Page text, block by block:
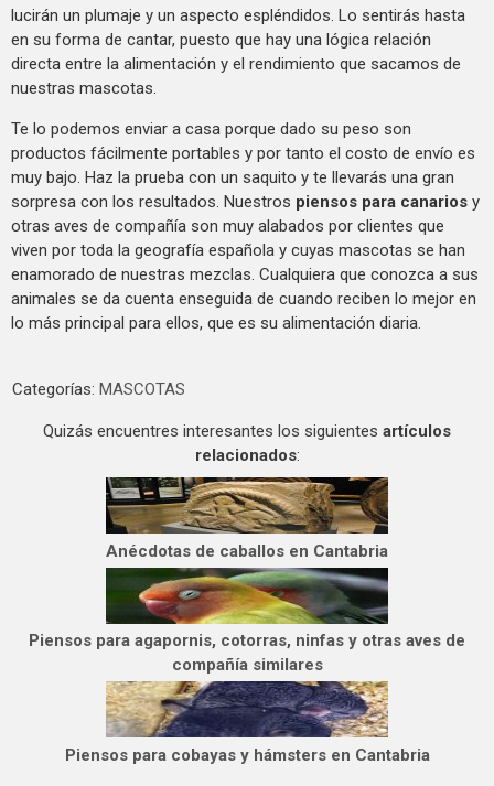
lucirán un plumaje y un aspecto espléndidos. Lo sentirás hasta
en su forma de cantar, puesto que hay una lógica relación
directa entre la alimentación y el rendimiento que sacamos de
nuestras mascotas.
Te lo podemos enviar a casa porque dado su peso son
productos fácilmente portables y por tanto el costo de envío es
muy bajo. Haz la prueba con un saquito y te llevarás una gran
sorpresa con los resultados. Nuestros piensos para canarios y
otras aves de compañía son muy alabados por clientes que
viven por toda la geografía española y cuyas mascotas se han
enamorado de nuestras mezclas. Cualquiera que conozca a sus
animales se da cuenta enseguida de cuando reciben lo mejor en
lo más principal para ellos, que es su alimentación diaria.
Categorías: MASCOTAS
Quizás encuentres interesantes los siguientes artículos
relacionados:
Anécdotas de caballos en Cantabria
Piensos para agapornis, cotorras, ninfas y otras aves de
compañía similares
Piensos para cobayas y hámsters en Cantabria